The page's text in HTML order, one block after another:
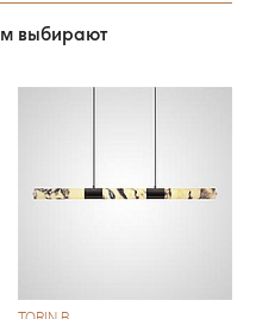
выбирают